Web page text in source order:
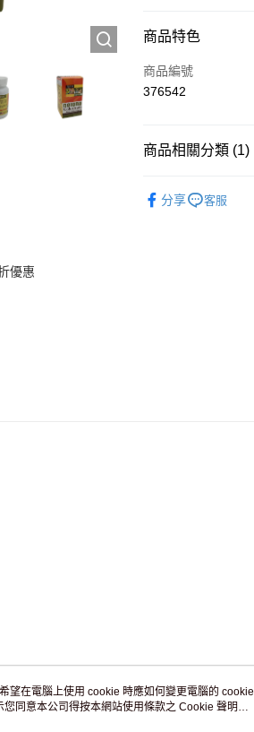
優惠
付款方式
信用卡
商品特色
商品編號
376542
商品相關分類 (1)
分享
客服
客戶服務
望在電腦上使用 cookie 時應如何變更電腦的 cookie
同意本公司得按本網站使用條款之 Cookie 聲明使